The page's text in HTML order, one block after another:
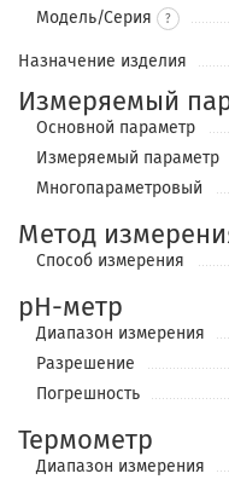
Модель/Серия
?
Назначение изделия
Измеряемый
Основной параметр
Измеряемый параметр
Многопараметровый
Метод
Cпособ измерения
pH-метр
Диапазон измерения
Разрешение
Погрешность
Термометр
Диапазон измерения